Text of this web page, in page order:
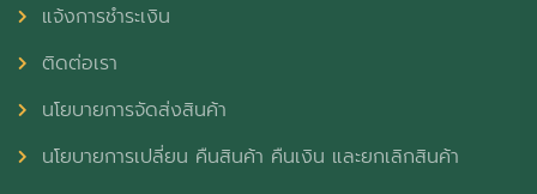
แจ้งการชำระเงิน
ติดต่อเรา
นโยบายการจัดส่งสินค้า
นโยบายการเปลี่ยน คืนสินค้า คืนเงิน และยกเลิกสินค้า